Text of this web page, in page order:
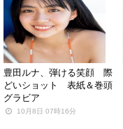
豊田ルナ、弾ける笑顔 際
どいショット 表紙＆巻頭
グラビア
10月8日 07時16分